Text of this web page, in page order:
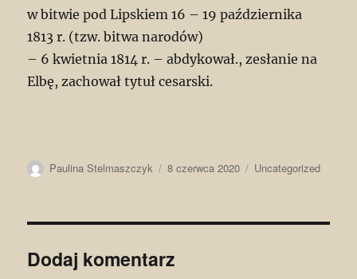
w bitwie pod Lipskiem 16 – 19 października
1813 r. (tzw. bitwa narodów)
– 6 kwietnia 1814 r. – abdykował., zesłanie na
Elbę, zachował tytuł cesarski.
Autor
Paulina Stelmaszczyk
Data
8 czerwca 2020 Kategorie
Uncategorized
Dodaj komentarz